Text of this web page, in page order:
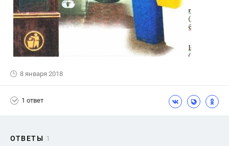
8 января 2018
1 ответ
ОТВЕТЫ 1